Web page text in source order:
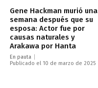
Gene Hackman murió una
semana después que su
esposa: Actor fue por
causas naturales y
Arakawa por Hanta
En pauta
Publicado el 10 de marzo de 2025